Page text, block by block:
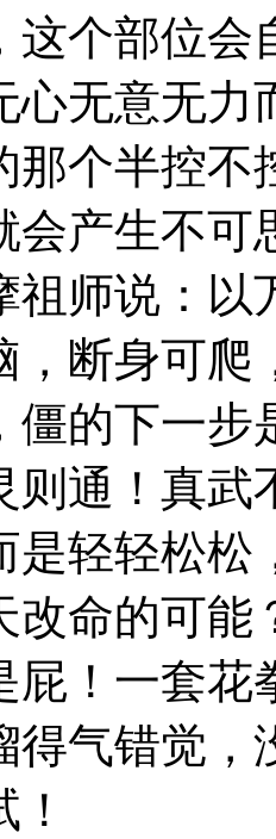
这个部位会
心无意无
那个半控不
会产生不可
祖师说：以
，断身可爬
僵的下一
则通！真武
是轻轻松松
改命的可能
屁！一套
得气错觉，